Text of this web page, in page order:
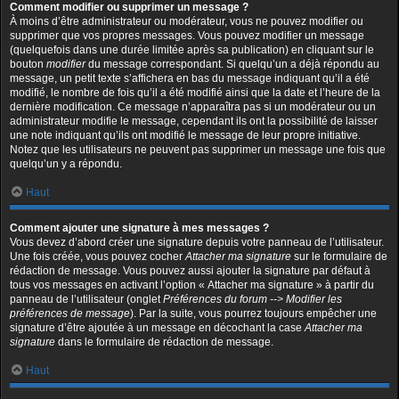
Comment modifier ou supprimer un message ?
À moins d’être administrateur ou modérateur, vous ne pouvez modifier ou
supprimer que vos propres messages. Vous pouvez modifier un message
(quelquefois dans une durée limitée après sa publication) en cliquant sur le
bouton modifierdu message correspondant. Si quelqu’un a déjà répondu au
message, un petit texte s’affichera en bas du message indiquant qu’il a été
modifié, le nombre de fois qu’il a été modifié ainsi que la date et l’heure de la
dernière modification. Ce message n’apparaîtra pas si un modérateur ou un
administrateur modifie le message, cependant ils ont la possibilité de laisser
une note indiquant qu’ils ont modifié le message de leur propre initiative.
Notez que les utilisateurs ne peuvent pas supprimer un message une fois que
quelqu’un y a répondu.
Haut
Comment ajouter une signature à mes messages ?
Vous devez d’abord créer une signature depuis votre panneau de l’utilisateur.
Une fois créée, vous pouvez cocherAttacher ma signature sur le formulaire de
rédaction de message. Vous pouvez aussi ajouter la signature par défaut à
tous vos messages en activant l’option « Attacher ma signature » à partir du
panneau de l’utilisateur (ongletPréférences du forum --> Modifier les
préférences de message). Par la suite, vous pourrez toujours empêcher une
signature d’être ajoutée à un message en décochant la caseAttacher ma
signature dans le formulaire de rédaction de message.
Haut